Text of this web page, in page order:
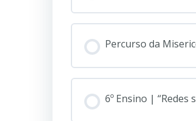
Percurso da
6º Ensino |